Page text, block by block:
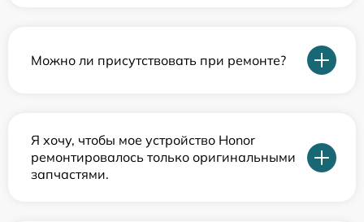
Можно ли присутствовать при ремонте?
Я хочу, чтобы мое устройство Honor
ремонтировалось только оригинальными
запчастями.